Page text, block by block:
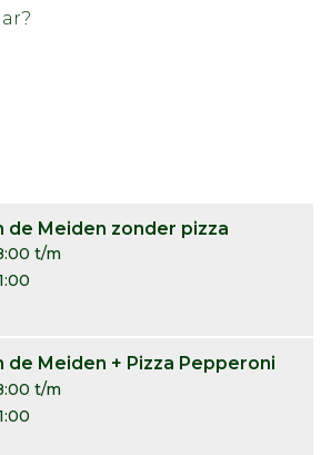
de Meiden zonder pizza
t/m
Meiden + Pizza Pepperoni
t/m